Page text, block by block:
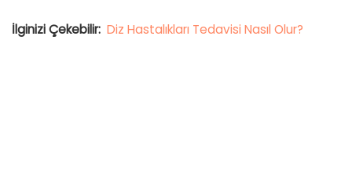
İlginizi Çekebilir: Diz Hastalıkları Tedavisi Nasıl Olur?